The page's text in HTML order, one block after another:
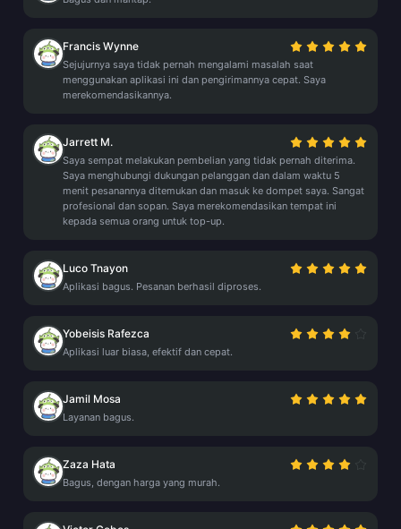
Francis Wynne
Sejujurnya saya tidak pernah mengalami masalah saat
menggunakan aplikasi ini dan pengirimannya cepat. Saya
merekomendasikannya.
Jarrett M.
Saya sempat melakukan pembelian yang tidak pernah diterima.
Saya menghubungi dukungan pelanggan dan dalam waktu 5
menit pesanannya ditemukan dan masuk ke dompet saya. Sangat
profesional dan sopan. Saya merekomendasikan tempat ini
kepada semua orang untuk top-up.
Luco Tnayon
Aplikasi bagus. Pesanan berhasil diproses.
Yobeisis Rafezca
Aplikasi luar biasa, efektif dan cepat.
Jamil Mosa
Layanan bagus.
Zaza Hata
Bagus, dengan harga yang murah.